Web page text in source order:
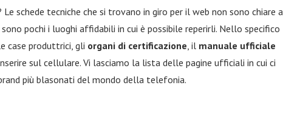
schede tecniche che si trovano in giro per il web non sono chiare a
pochi i luoghi affidabili in cui è possibile reperirli. Nello specifico
case produttrici, gli organi di certificazione , il manuale ufficiale
sul cellulare. Vi lasciamo la lista delle pagine ufficiali in cui ci
più blasonati del mondo della telefonia.